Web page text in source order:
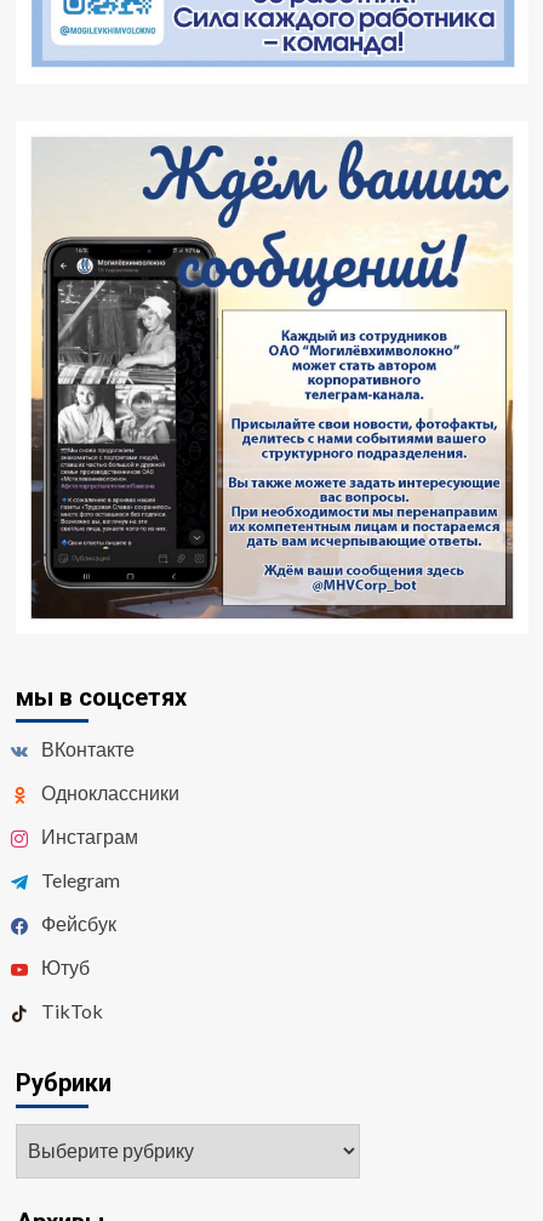
мы в соцсетях
ВКонтакте
Одноклассники
Инстаграм
Telegram
Фейсбук
Ютуб
TikTok
Рубрики